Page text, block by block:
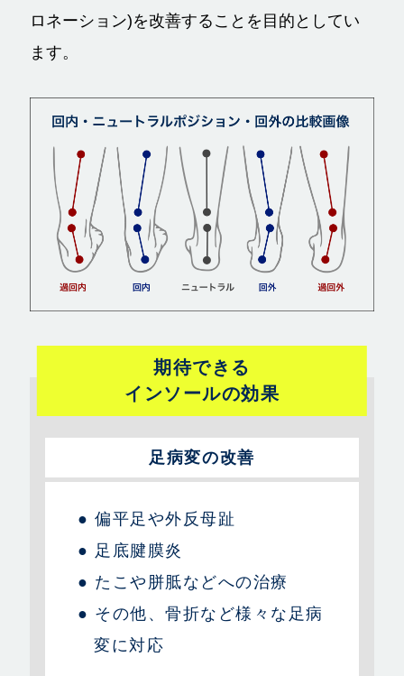
ロネーション)を改善することを目的としてい
ます。
期待できる
インソールの効果
足病変の改善
● 偏平足や外反母趾
● 足底腱膜炎
● たこや胼胝などへの治療
● その他、骨折など様々な足病
変に対応